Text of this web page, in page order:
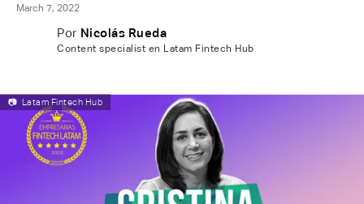
March 7, 2022
Por Nicolás Rueda
Content specialist en Latam Fintech Hub
📷 Latam Fintech Hub